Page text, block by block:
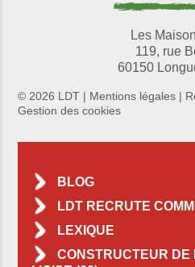
Les
119, rue
60150
© 2026 LDT | Mentions légales |
Gestion des cookies
BLOG
LDT RECRUTE
LEXIQUE
CONSTRUCTEUR DE